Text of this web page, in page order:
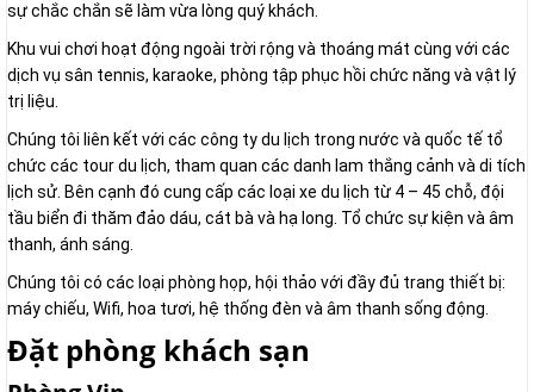
sự chắc chắn sẽ làm vừa lòng quý khách.
Khu vui chơi hoạt động ngoài trời rộng và thoáng mát cùng với các
dịch vụ sân tennis, karaoke, phòng tập phục hồi chức năng và vật lý
trị liệu.
Chúng tôi liên kết với các công ty du lịch trong nước và quốc tế tổ
chức các tour du lịch, tham quan các danh lam thắng cảnh và di tích
lịch sử. Bên cạnh đó cung cấp các loại xe du lịch từ 4 – 45 chỗ, đội
tầu biển đi thăm đảo dáu, cát bà và hạ long. Tổ chức sự kiện và âm
thanh, ánh sáng.
Chúng tôi có các loại phòng họp, hội thảo với đầy đủ trang thiết bị:
máy chiếu, Wifi, hoa tươi, hệ thống đèn và âm thanh sống động.
Đặt phòng khách sạn